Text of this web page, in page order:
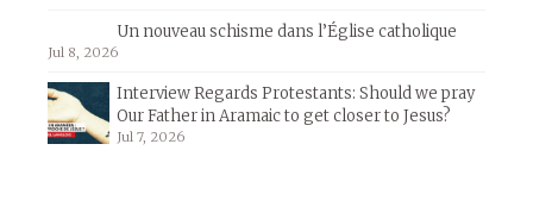
Un nouveau schisme dans l’Église catholique
Jul 8, 2026
Interview Regards Protestants: Should we pray
Our Father in Aramaic to get closer to Jesus?
Jul 7, 2026